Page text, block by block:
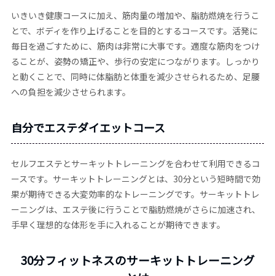
いきいき健康コースに加え、筋肉量の増加や、脂肪燃焼を行うこ
とで、ボディを作り上げることを目的とするコースです。活発に
毎日を過ごすために、筋肉は非常に大事です。適度な筋肉をつけ
ることが、姿勢の矯正や、歩行の安定につながります。しっかり
と動くことで、同時に体脂肪と体重を減少させられるため、足腰
への負担を減少させられます。
自分でエステダイエットコース
セルフエステとサーキットトレーニングを合わせて利用できるコ
ースです。サーキットトレーニングとは、30分という短時間で効
果が期待できる大変効率的なトレーニングです。サーキットトレ
ーニングは、エステ後に行うことで脂肪燃焼がさらに加速され、
手早く理想的な体形を手に入れることが期待できます。
30分フィットネスのサーキットトレーニング